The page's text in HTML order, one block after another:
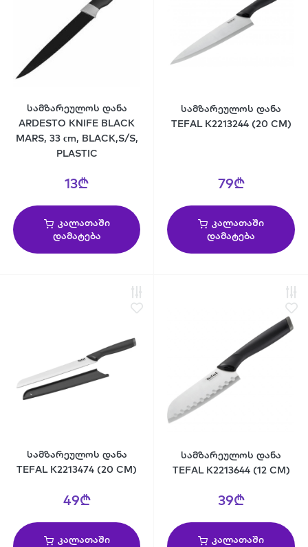
სამზარეულოს დანა
ARDESTO KNIFE BLACK
MARS, 33 сm, BLACK,S/S,
PLASTIC
13₾
კალათაში
დამატება
სამზარეულოს დანა
TEFAL K2213244 (20 CM)
79₾
კალათაში
დამატება
სამზარეულოს დანა
TEFAL K2213474 (20 CM)
49₾
კალათაში
სამზარეულოს დანა
TEFAL K2213644 (12 CM)
39₾
კალათაში